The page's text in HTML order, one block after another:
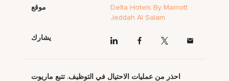
موقع
Delta Hotels By Marriott
Jeddah Al Salam
يشارك
احذر من عمليات الاحتيال في التوظيف. تتبع ماريوت